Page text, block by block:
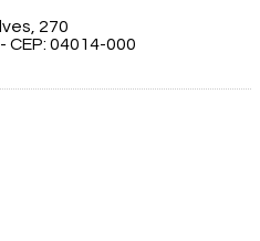
270
CEP: 04014-000